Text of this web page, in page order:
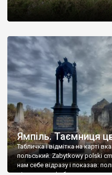
Ямпіль. Таємниця
Табличка і відмітка на карті
польський. Zabytkowy polski
нам себе відразу і показав: